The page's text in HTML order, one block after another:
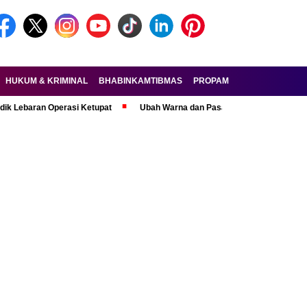
HUKUM & KRIMINAL BHABINKAMTIBMAS PROPAM
Operasi Ketupat Ubah Warna dan Pasang Pelat Palsu, Pelaku